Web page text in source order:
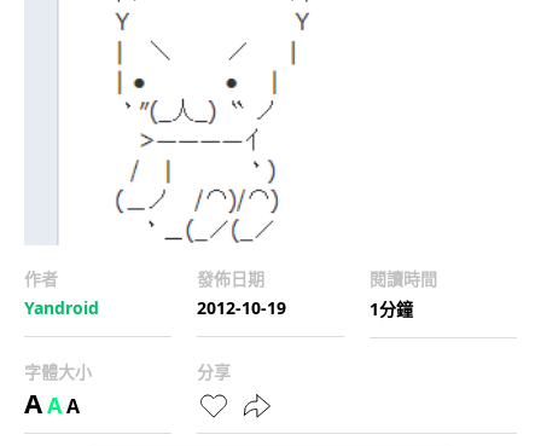
作者
Yandroid
發佈日期
2012-10-19
閱讀時間
1分鐘
字體大小
AAA
分享